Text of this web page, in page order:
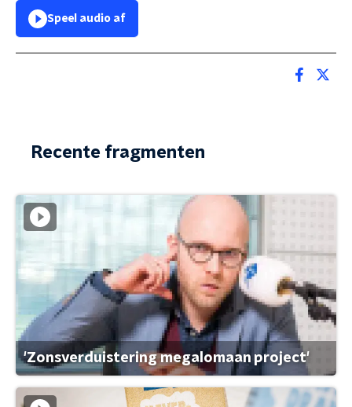
Speel audio af
Recente fragmenten
'Zonsverduistering megalomaan project'